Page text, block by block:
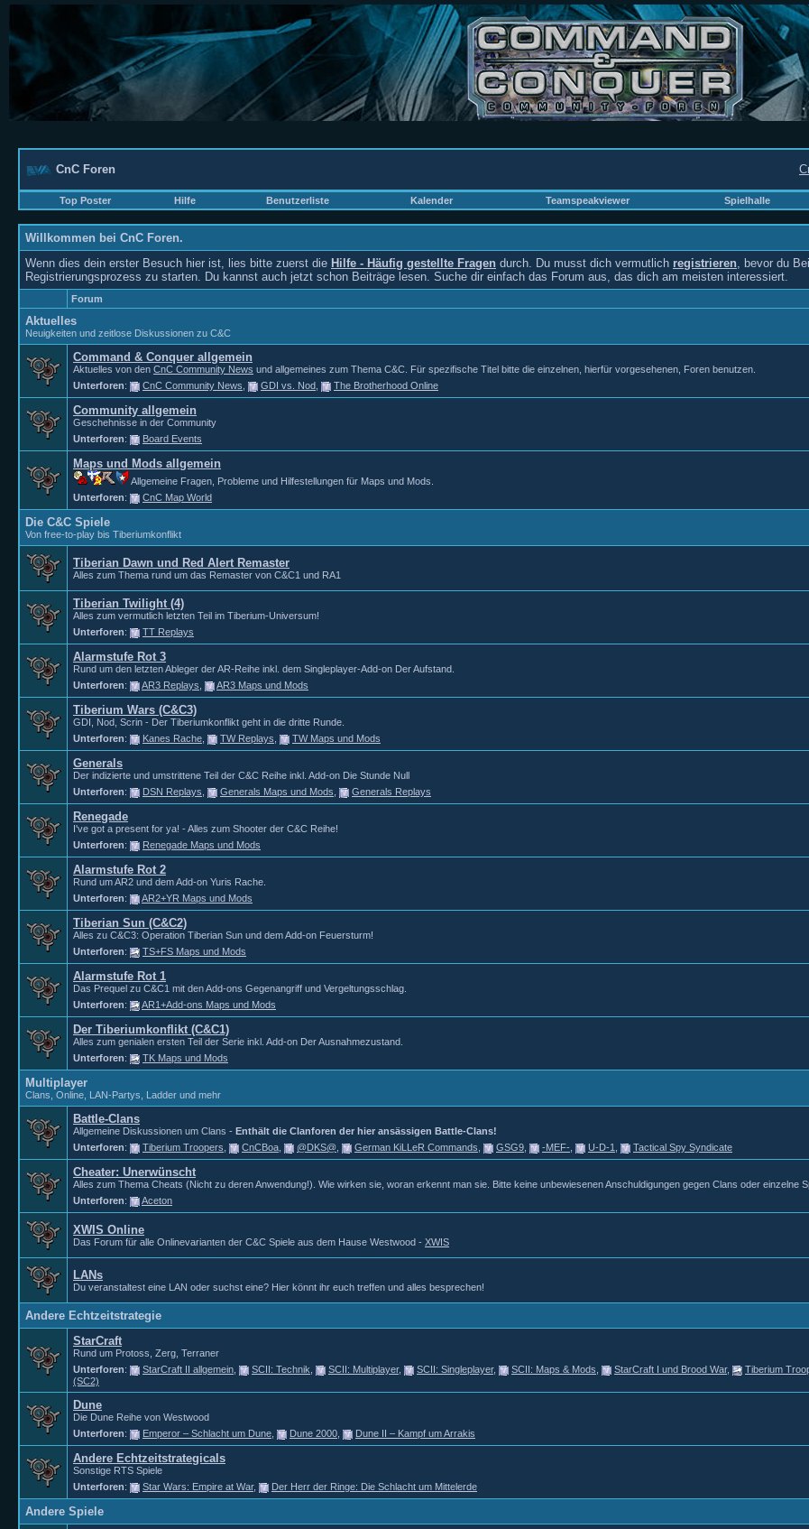
CnC Foren
Top Poster
Hilfe Benutzerliste Kalender Teamspeakviewer Spielhalle
Willkommen bei CnC Foren.
Wenn dies dein erster Besuch hier ist, lies bitte zuerst die Hilfe - Häufig gestellte Fragen durch. Du musst dich vermutlich registrieren, bevor du
Registrierungsprozess zu starten. Du kannst auch jetzt schon Beiträge lesen. Suche dir einfach das Forum aus, das dich am meisten interessiert.
Forum
Aktuelles
Neuigkeiten und zeitlose Diskussionen zu C&C
Command & Conquer allgemein
Aktuelles von den CnC Community News und allgemeines zum Thema C&C. Für spezifische Titel bitte die einzelnen, hierfür vorgesehenen, Foren benutzen.
Unterforen: CnC Community News GDI vs. Nod The Brotherhood Online
Community allgemein
Geschehnisse in der Community
Unterforen: Board Events
Maps und Mods allgemein
Allgemeine Fragen, Probleme und Hilfestellungen für Maps und Mods.
Unterforen: CnC Map World
Die C&C Spiele
Von free-to-play bis Tiberiumkonflikt
Tiberian Dawn und Red Alert Remaster
Alles zum Thema rund um das Remaster von C&C1 und RA1
Tiberian Twilight (4)
Alles zum vermutlich letzten Teil im Tiberium-Universum!
Unterforen: TT Replays
Alarmstufe Rot 3
Rund um den letzten Ableger der AR-Reihe inkl. dem Singleplayer-Add-on Der Aufstand.
Unterforen: AR3 Replays AR3 Maps und Mods
Tiberium Wars (C&C3)
GDI, Nod, Scrin - Der Tiberiumkonflikt geht in die dritte Runde.
Unterforen: Kanes Rache TW Replays TW Maps und Mods
Generals
Der indizierte und umstrittene Teil der C&C Reihe inkl. Add-on Die Stunde Null
Unterforen: DSN Replays Generals Maps und Mods Generals Replays
Renegade
I've got a present for ya! - Alles zum Shooter der C&C Reihe!
Unterforen: Renegade Maps und Mods
Alarmstufe Rot 2
Rund um AR2 und dem Add-on Yuris Rache.
Unterforen: AR2+YR Maps und Mods
Tiberian Sun (C&C2)
Alles zu C&C3: Operation Tiberian Sun und dem Add-on Feuersturm!
Unterforen: TS+FS Maps und Mods
Alarmstufe Rot 1
Das Prequel zu C&C1 mit den Add-ons Gegenangriff und Vergeltungsschlag.
Unterforen: AR1+Add-ons Maps und Mods
Der Tiberiumkonflikt (C&C1)
Alles zum genialen ersten Teil der Serie inkl. Add-on Der Ausnahmezustand.
Unterforen: TK Maps und Mods
Multiplayer
Clans, Online, LAN-Partys, Ladder und mehr
Battle-Clans
Allgemeine Diskussionen um Clans - Enthält die Clanforen der hier ansässigen Battle-Clans!
Unterforen: Tiberium Troopers CnCBoa @DKS@ German KiLLeR Commands GSG9 -MEF- U-D-1 Tactical Spy Syndicate
Cheater: Unerwünscht
Alles zum Thema Cheats (Nicht zu deren Anwendung!). Wie wirken sie, woran erkennt man sie. Bitte keine unbewiesenen Anschuldigungen gegen Clans oder einzelne
Unterforen: Aceton
XWIS Online
Das Forum für alle Onlinevarianten der C&C Spiele aus dem Hause Westwood - XWIS
LANs
Du veranstaltest eine LAN oder suchst eine? Hier könnt ihr euch treffen und alles besprechen!
Andere Echtzeitstrategie
StarCraft
Rund um Protoss, Zerg, Terraner
Unterforen: StarCraft II allgemein SCII: Technik SCII: Multiplayer, SCII: Singleplayer, SCII: Maps & Mods StarCraft I und Brood War,
Tiberium
(SC2)
Dune
Die Dune Reihe von Westwood
Unterforen: Emperor – Schlacht um Dune Dune 2000 Dune II – Kampf um Arrakis
Andere Echtzeitstrategicals
Sonstige RTS Spiele
Unterforen: Star Wars: Empire at War, Der Herr der Ringe: Die Schlacht um Mittelerde
Andere Spiele